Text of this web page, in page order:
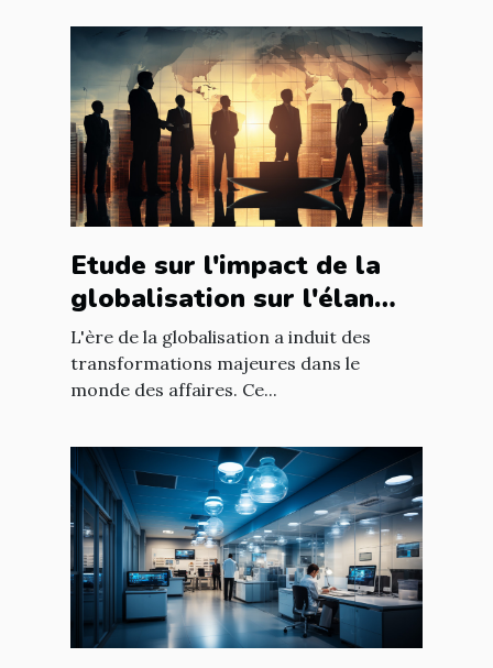
Etude sur l'impact de la
globalisation sur l'élan
des affaires
L'ère de la globalisation a induit des
transformations majeures dans le
monde des affaires. Ce...